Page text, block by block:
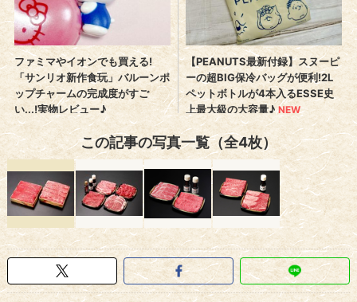
この記事の写真一覧（全4枚）